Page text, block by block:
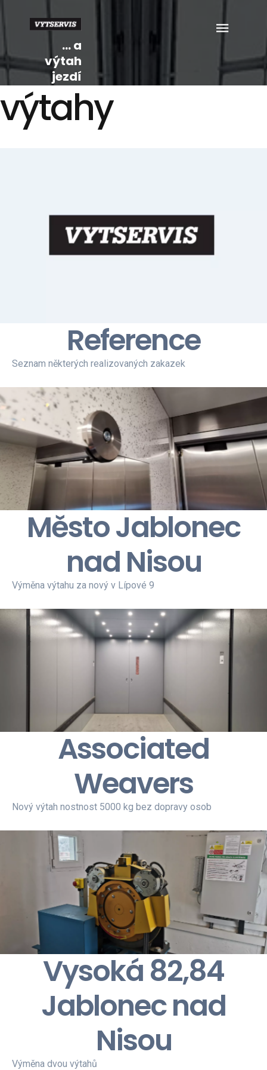
... a
výtah
jezdí
výtahy
Reference
Seznam některých realizovaných zakazek
Město Jablonec
nad Nisou
Výměna výtahu za nový v Lípové 9
Associated
Weavers
Nový výtah nostnost 5000 kg bez dopravy osob
Vysoká 82,84
Jablonec nad
Nisou
Výměna dvou výtahů